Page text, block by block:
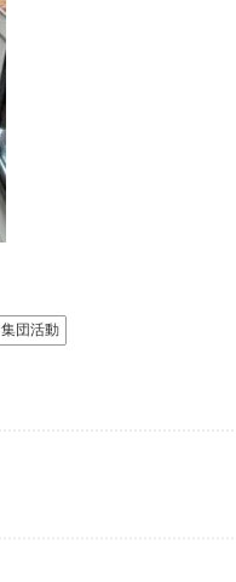
集団活動